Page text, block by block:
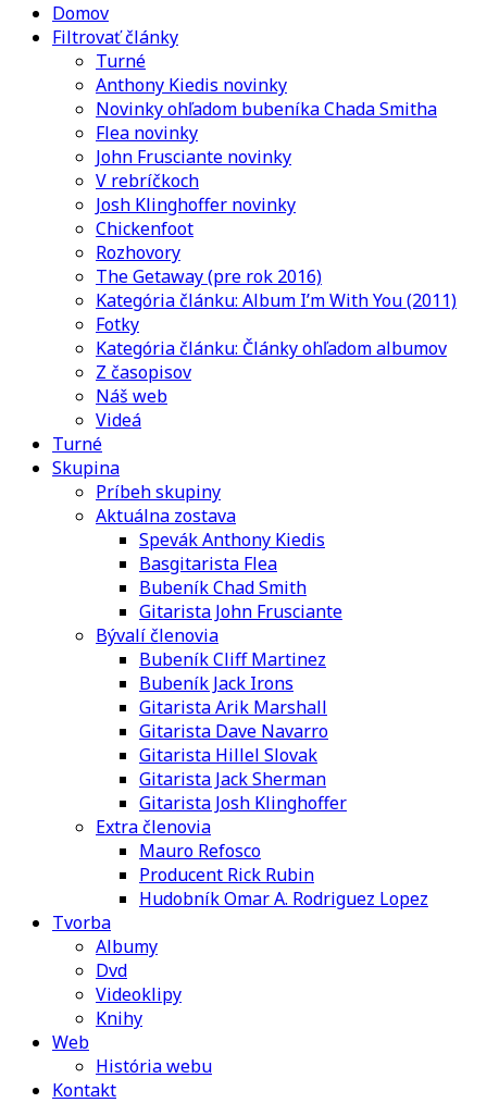
Domov
Filtrovať články
Turné
Anthony Kiedis novinky
Novinky ohľadom bubeníka Chada Smitha
Flea novinky
John Frusciante novinky
V rebríčkoch
Josh Klinghoffer novinky
Chickenfoot
Rozhovory
The Getaway (pre rok 2016)
Kategória článku: Album I’m With You (2011)
Fotky
Kategória článku: Články ohľadom albumov
Z časopisov
Náš web
Videá
Turné
Skupina
Príbeh skupiny
Aktuálna zostava
Spevák Anthony Kiedis
Basgitarista Flea
Bubeník Chad Smith
Gitarista John Frusciante
Bývalí členovia
Bubeník Cliff Martinez
Bubeník Jack Irons
Gitarista Arik Marshall
Gitarista Dave Navarro
Gitarista Hillel Slovak
Gitarista Jack Sherman
Gitarista Josh Klinghoffer
Extra členovia
Mauro Refosco
Producent Rick Rubin
Hudobník Omar A. Rodriguez Lopez
Tvorba
Albumy
Dvd
Videoklipy
Knihy
Web
História webu
Kontakt